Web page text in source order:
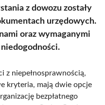
z dowozu zostały
urzędowych.
oraz wymaganymi
z niepełnosprawnością,
kryteria, mają dwie opcje
bezpłatnego